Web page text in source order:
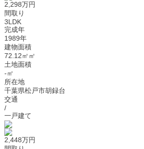
2,298万円
間取り
3LDK
完成年
1989年
建物面積
72.12㎡㎡
土地面積
-㎡
所在地
千葉県松戸市胡録台
交通
/
一戸建て
2,448万円